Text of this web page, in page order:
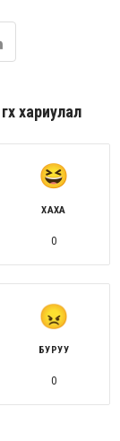
хариулал
ХАХА
0
БУРУУ
0